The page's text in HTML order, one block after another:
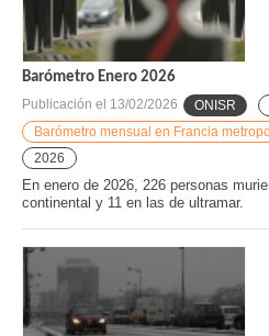
Barómetro Enero 2026
Publicación el 13/02/2026 ONISR
Barómetro mensual en Francia
2026
En enero de 2026, 226 personas
continental y 11 en las de ultramar.